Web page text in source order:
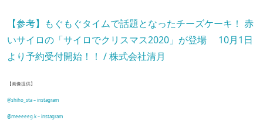
【参考】もぐもぐタイムで話題となったチーズケーキ！ 赤
いサイロの「サイロでクリスマス2020」が登場 10月1日
より予約受付開始！！ / 株式会社清月
【画像提供】
@shiho_sta – instagram
@meeeeeg.k – instagram